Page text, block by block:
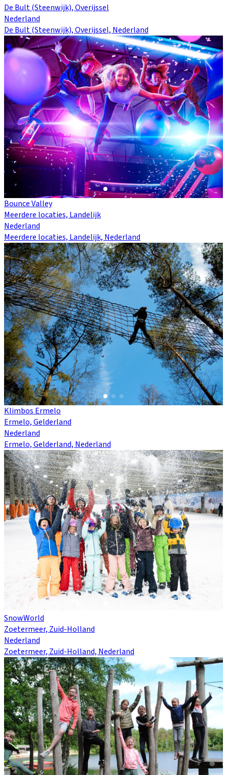
De Bult (Steenwijk), Overijssel
Nederland
De Bult (Steenwijk), Overijssel, Nederland
Bounce Valley
Meerdere locaties, Landelijk
Nederland
Meerdere locaties, Landelijk, Nederland
Klimbos Ermelo
Ermelo, Gelderland
Nederland
Ermelo, Gelderland, Nederland
SnowWorld
Zoetermeer, Zuid-Holland
Nederland
Zoetermeer, Zuid-Holland, Nederland